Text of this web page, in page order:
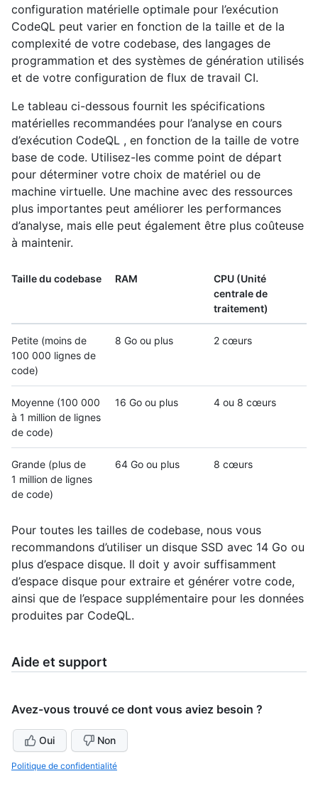
configuration matérielle optimale pour l’exécution
CodeQL peut varier en fonction de la taille et de la
complexité de votre codebase, des langages de
programmation et des systèmes de génération utilisés
et de votre configuration de flux de travail CI.
Le tableau ci-dessous fournit les spécifications
matérielles recommandées pour l’analyse en cours
d’exécution CodeQL , en fonction de la taille de votre
base de code. Utilisez-les comme point de départ
pour déterminer votre choix de matériel ou de
machine virtuelle. Une machine avec des ressources
plus importantes peut améliorer les performances
d’analyse, mais elle peut également être plus coûteuse
à maintenir.
Taille du codebase RAM
CPU (Unité
centrale de
traitement)
Petite (moins de
100 000 lignes de
code)
8 Go ou plus 2 cœurs
Moyenne (100 000
à 1 million de lignes
de code)
16 Go ou plus 4 ou 8 cœurs
Grande (plus de
1 million de lignes
de code)
64 Go ou plus 8 cœurs
Pour toutes les tailles de codebase, nous vous
recommandons d’utiliser un disque SSD avec 14 Go ou
plus d’espace disque. Il doit y avoir suffisamment
d’espace disque pour extraire et générer votre code,
ainsi que de l’espace supplémentaire pour les données
produites par CodeQL.
Aide et support
Avez-vous trouvé ce dont vous aviez besoin ?
Oui Non
Politique de confidentialité